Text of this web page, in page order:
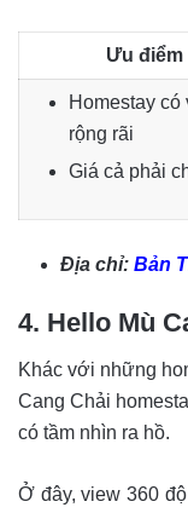
Ưu điểm
Homestay
rộng rãi
Giá cả phải
Địa chỉ: Bản
4. Hello Mù
Khác với những
Cang Chải
có tầm nhìn ra hồ.
Ở đây, view 360